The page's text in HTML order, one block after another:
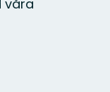
våra